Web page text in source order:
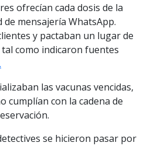
ofrecían cada dosis de la
de mensajería WhatsApp.
y pactaban un lugar de
como indicaron fuentes
las vacunas vencidas,
cumplían con la cadena de
se hicieron pasar por